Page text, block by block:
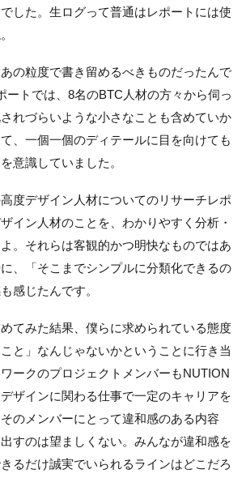
た。生ログって普通はレポートには使
の粒度で書き留めるべきものだったんで
ートでは、8名のBTC人材の方々から伺っ
れづらいような小さなことも含めていか
、一個一個のディテールに目を向けても
意識していました。
度デザイン人材についてのリサーチレポ
イン人材のことを、わかりやすく分析・
。それらは客観的かつ明快なものではあ
、「そこまでシンプルに分類化できるの
感じたんです。
てみた結果、僕らに求められている態度
と」なんじゃないかということに行き当
ークのプロジェクトメンバーもNUTION
ザインに関わる仕事で一定のキャリアを
のメンバーにとって違和感のある内容
すのは望ましくない。みんなが違和感を
るだけ誠実でいられるラインはどこだろ